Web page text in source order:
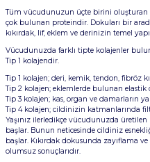
Tüm vücudunuzun üçte birini oluşturan
çok bulunan proteindir. Dokuları bir
kıkırdak, lif, eklem ve derinizin temel yapı
Vücudunuzda farklı tipte kolajenler
Tip 1 kolajendir.
Tip 1 kolajen; deri, kemik, tendon, fibröz
Tip 2 kolajen; eklemlerde bulunan
Tip 3 kolajen; kas, organ ve damarların
Tip 4 kolajen; cildinizin katmanlarında
Yaşınız ilerledikçe vücudunuzda
başlar. Bunun neticesinde cildiniz
başlar. Kıkırdak dokusunda zayıflama
olumsuz sonuçlarıdır.